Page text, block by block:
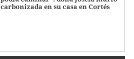
carbonizada en su casa en Cortés